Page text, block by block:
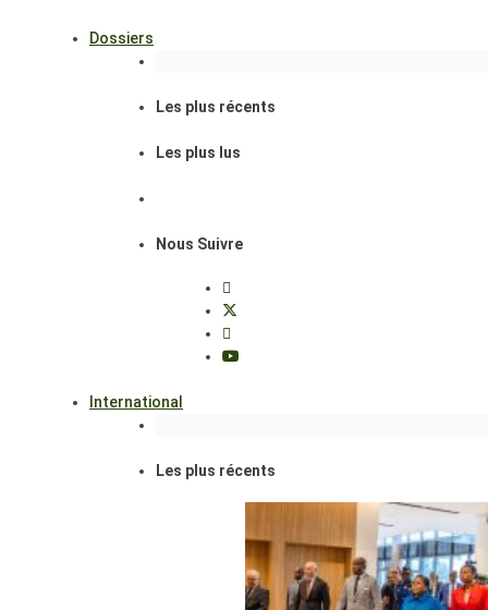
Dossiers
Les plus récents
Les plus lus
Nous Suivre
International
Les plus récents